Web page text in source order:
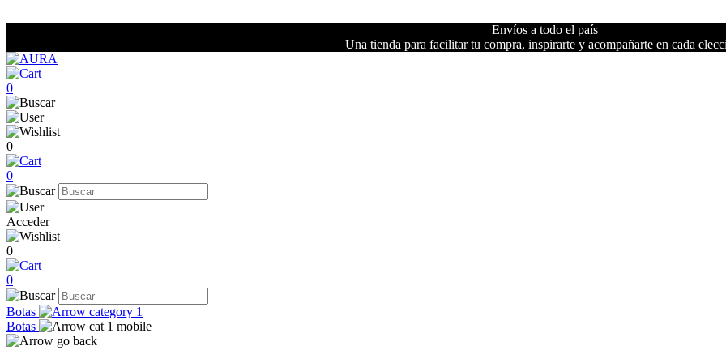
Envíos a todo el país
Una tienda para facilitar tu compra, inspirarte y acompañarte en cada
0
0
0
Acceder
0
0
Botas
Botas